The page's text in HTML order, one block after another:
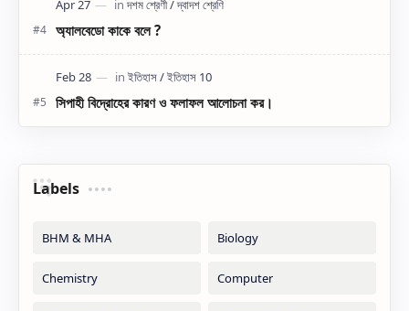
অ্যালবেডো কাকে বলে ?
সিপাহী বিদ্রোহের কারণ ও ফলাফল আলোচনা কর।
Labels